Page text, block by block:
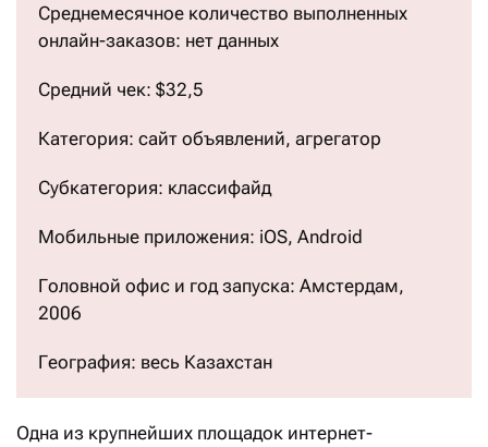
Среднемесячное количество выполненных
онлайн-заказов: нет данных
Средний чек: $32,5
Категория: сайт объявлений, агрегатор
Субкатегория: классифайд
Мобильные приложения: iOS, Android
Головной офис и год запуска: Амстердам,
2006
География: весь Казахстан
Одна из крупнейших площадок интернет-